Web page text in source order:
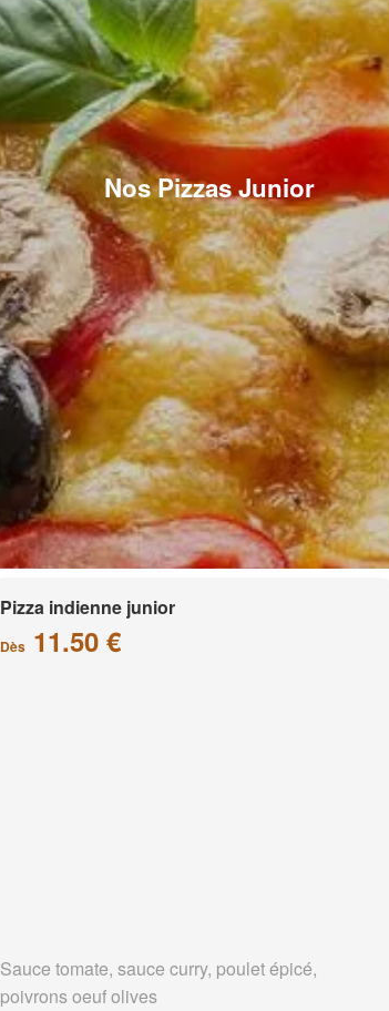
Nos Pizzas Junior
Pizza indienne junior
Dès11.50 €
Sauce tomate, sauce curry, poulet épicé,
poivrons oeuf olives